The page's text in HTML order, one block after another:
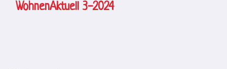
WohnenAktuell 3-2024